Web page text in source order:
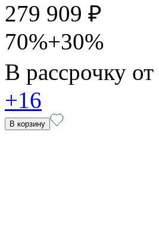
279 909 ₽
70%+30%
В рассрочку от
+16
В корзину